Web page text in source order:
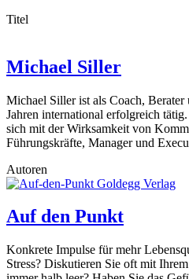
Titel
Michael Siller
Michael Siller ist als Coach,
Jahren international erfolgreich
sich mit der Wirksamkeit von
Führungskräfte, Manager und
Autoren
Auf den Punkt
Konkrete Impulse für mehr
Stress? Diskutieren Sie oft mit